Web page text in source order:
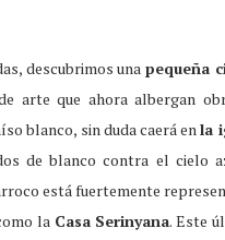
descubrimos unapequeña
arte que ahora albergan
blanco, sin duda caerá enla
de blanco contra el cielo
está fuertemente
la Casa Serinyana. Este